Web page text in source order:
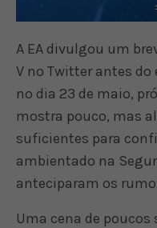
A EA divulgou um
V no Twitter antes do
no dia 23 de maio,
mostra pouco, mas
suficientes para
ambientado na
anteciparam os
Uma cena de